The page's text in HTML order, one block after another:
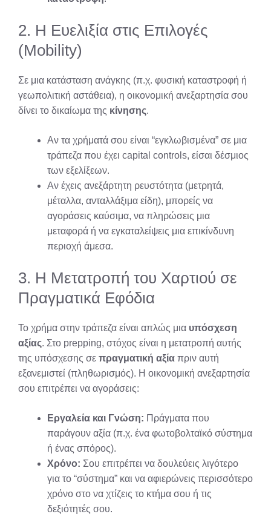
2. Η Ευελιξία στις Επιλογές
(Mobility)
Σε μια κατάσταση ανάγκης (π.χ. φυσική καταστροφή ή
γεωπολιτική αστάθεια), η οικονομική ανεξαρτησία σου
δίνει το δικαίωμα της κίνησης.
Αν τα χρήματά σου είναι “εγκλωβισμένα” σε μια
τράπεζα που έχει capital controls, είσαι δέσμιος
των εξελίξεων.
Αν έχεις ανεξάρτητη ρευστότητα (μετρητά,
μέταλλα, ανταλλάξιμα είδη), μπορείς να
αγοράσεις καύσιμα, να πληρώσεις μια
μεταφορά ή να εγκαταλείψεις μια επικίνδυνη
περιοχή άμεσα.
3. Η Μετατροπή του Χαρτιού σε
Πραγματικά Εφόδια
Το χρήμα στην τράπεζα είναι απλώς μια υπόσχεση
αξίας. Στο prepping, στόχος είναι η μετατροπή αυτής
της υπόσχεσης σε πραγματική αξία πριν αυτή
εξανεμιστεί (πληθωρισμός). Η οικονομική ανεξαρτησία
σου επιτρέπει να αγοράσεις:
Εργαλεία και Γνώση: Πράγματα που
παράγουν αξία (π.χ. ένα φωτοβολταϊκό σύστημα
ή ένας σπόρος).
Χρόνο: Σου επιτρέπει να δουλεύεις λιγότερο
για το “σύστημα” και να αφιερώνεις περισσότερο
χρόνο στο να χτίζεις το κτήμα σου ή τις
δεξιότητές σου.